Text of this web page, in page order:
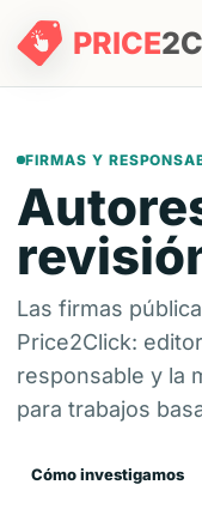
PRICE2
FIRMAS Y
Las firmas
Price2Click:
responsable y la
para trabajos
Cómo investigamos